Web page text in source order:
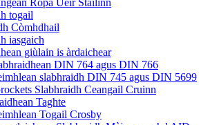
Ròpa Uèir Stàilinn
togail
Còmhdhail
iasgaich
giùlain is àrdaichear
DIN 764 agus DIN 766
slabhraidh DIN 745 agus DIN 5699
Slabhraidh Ceangail Cruinn
Taghte
Togail Crosby